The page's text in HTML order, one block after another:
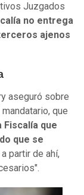
Juzgados
no entrega
ajenos
aseguró sobre
que
Fiscalía que
que se
partir de ahí,